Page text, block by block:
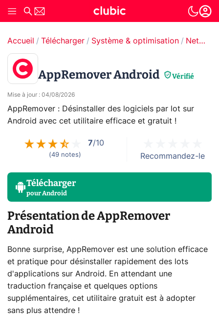
Accueil Télécharger Système & optimisation Nettoyage & Optimisation
AppRemover Android Vérifié
Mise à jour : 04/08/2026
AppRemover : Désinstaller des logiciels par lot sur
Android avec cet utilitaire efficace et gratuit !
7/10
(49 notes) Recommandez-le
Télécharger
pourAndroid
Présentation de AppRemover
Android
Bonne surprise, AppRemover est une solution efficace
et pratique pour désinstaller rapidement des lots
d'applications sur Android. En attendant une
traduction française et quelques options
supplémentaires, cet utilitaire gratuit est à adopter
sans plus attendre !